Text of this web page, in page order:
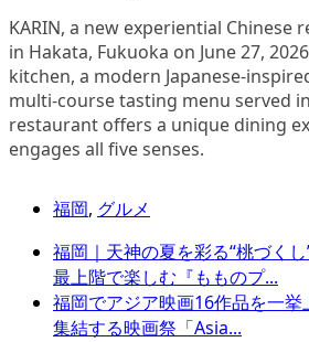
KARIN, a new experiential Chinese
in Hakata, Fukuoka on June 27,
kitchen, a modern Japanese-
multi-course tasting menu served
restaurant offers a unique dining
engages all five senses.
福岡, グルメ
福岡｜天神の夏を彩る“桃づく
最上階で楽しむ『もものプ...
福岡でアジア映画16作品を一
集結する映画祭「Asia...